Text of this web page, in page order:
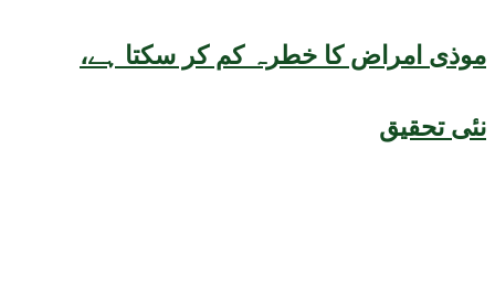
موذی امراض کا خطرہ کم کر سکتا ہے،
نئی تحقیق